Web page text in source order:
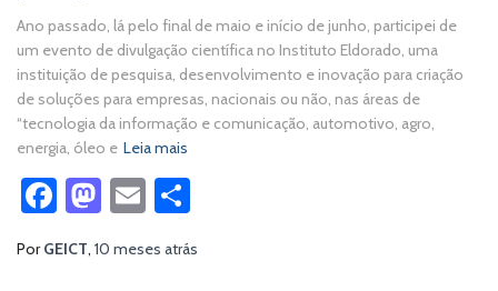
Ano passado, lá pelo final de maio e início de junho, participei de
um evento de divulgação científica no Instituto Eldorado, uma
instituição de pesquisa, desenvolvimento e inovação para criação
de soluções para empresas, nacionais ou não, nas áreas de
“tecnologia da informação e comunicação, automotivo, agro,
energia, óleo e Leia mais
Facebook
Mastodon
Email
PorGEICT, 10 meses atrás